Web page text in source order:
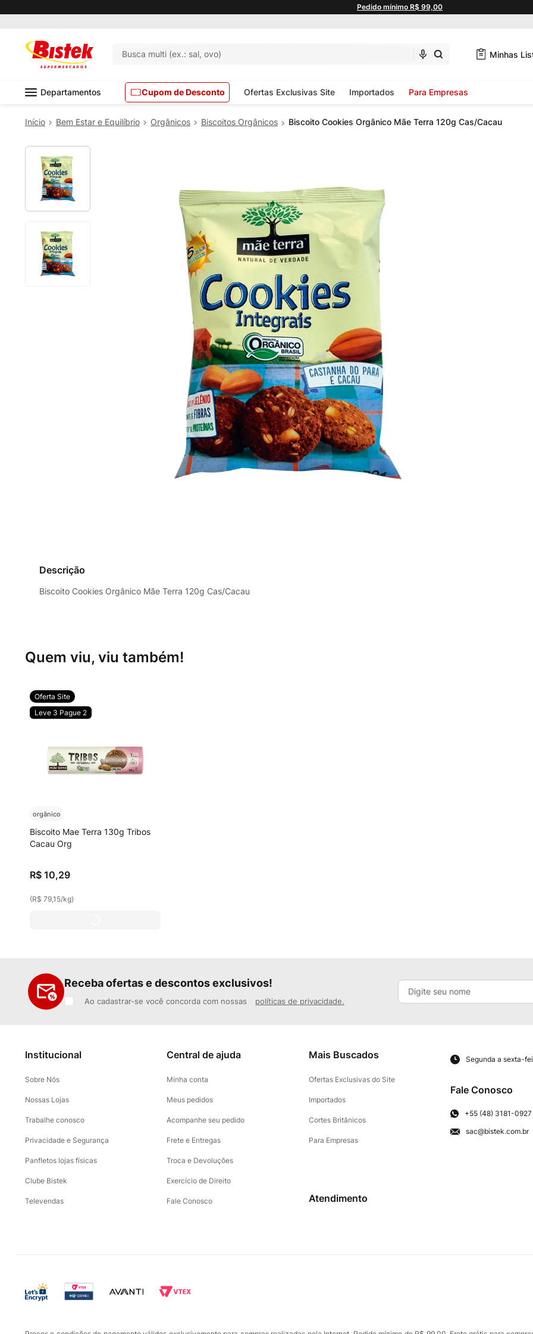
Pedido mínimo R$ 99,00
Busca multi (ex.: sal, ovo) Minhas
Departamentos Cupom de Desconto Ofertas Exclusivas Site Importados Para Empresas
Bem Estar e Equilíbrio Orgânicos Biscoitos Orgânicos Biscoito Cookies Orgânico Mãe Terra 120g Cas/Cacau
Descrição
Biscoito Cookies Orgânico Mãe Terra 120g Cas/Cacau
Quem viu, viu também!
Oferta Site
Leve 3 Pague 2
orgânico
Biscoito Mae Terra 130g Tribos
Cacau Org
R$ 10,29
(R$ 79,15/kg)
Receba ofertas e descontos exclusivos!
Ao cadastrar-se você concorda com nossas políticas de privacidade.
Institucional
Sobre Nós
Nossas Lojas
Trabalhe conosco
Privacidade e Segurança
Panfletos lojas físicas
Clube Bistek
Televendas
Central de ajuda
Minha conta
Meus pedidos
Acompanhe seu pedido
Frete e Entregas
Troca e Devoluções
Exercício de Direito
Fale Conosco
Mais Buscados
Ofertas Exclusivas do Site
Importados
Cortes Britânicos
Para Empresas
Atendimento
Segunda a sexta-
Fale Conosco
+55 (48) 3181-0927
sac@bistek.com.br